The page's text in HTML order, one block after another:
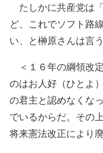
たしかに共産党は
ど、これでソフト路
い、と榊原さんは言
＜１６年の綱領改
のはお人好（ひとよ
の君主と認めなくな
でいるからだ。その
将来憲法改正により